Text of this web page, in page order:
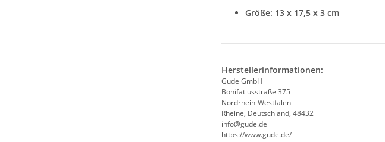
Größe: 13 x 17,5 x 3 cm
Herstellerinformationen:
Gude GmbH
Bonifatiusstraße 375
Nordrhein-Westfalen
Rheine, Deutschland, 48432
info@gude.de
https://www.gude.de/